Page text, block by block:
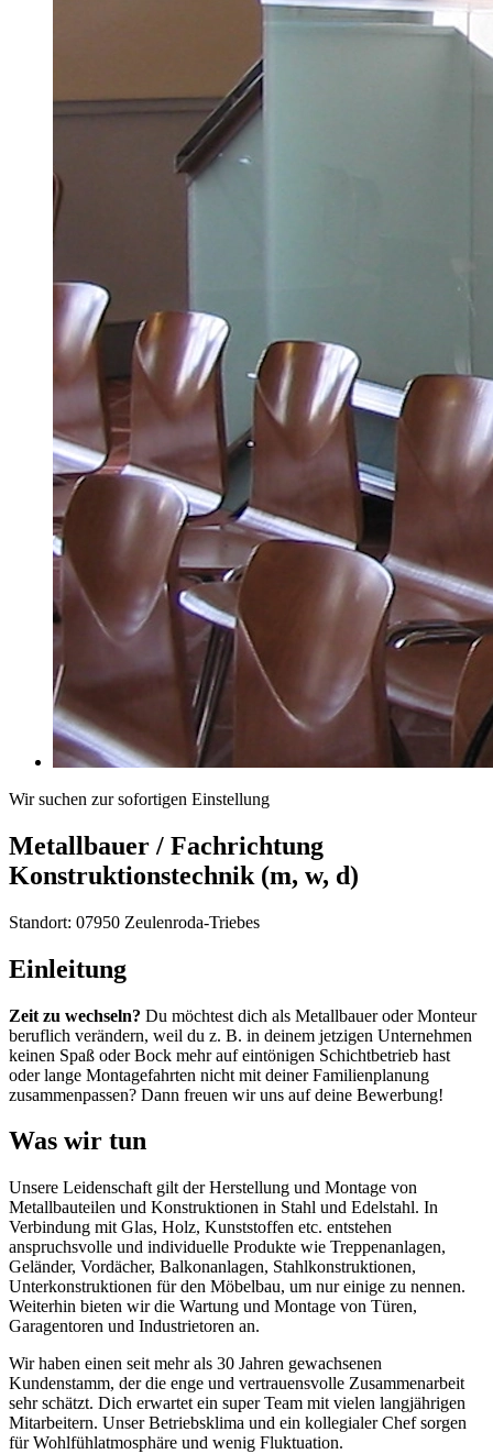
Wir suchen zur sofortigen Einstellung
Metallbauer / Fachrichtung
Konstruktionstechnik (m, w, d)
Standort: 07950 Zeulenroda-Triebes
Einleitung
Zeit zu wechseln? Du möchtest dich als Metallbauer oder Monteur
beruflich verändern, weil du z. B. in deinem jetzigen Unternehmen
keinen Spaß oder Bock mehr auf eintönigen Schichtbetrieb hast
oder lange Montagefahrten nicht mit deiner Familienplanung
zusammenpassen? Dann freuen wir uns auf deine Bewerbung!
Was wir tun
Unsere Leidenschaft gilt der Herstellung und Montage von
Metallbauteilen und Konstruktionen in Stahl und Edelstahl. In
Verbindung mit Glas, Holz, Kunststoffen etc. entstehen
anspruchsvolle und individuelle Produkte wie Treppenanlagen,
Geländer, Vordächer, Balkonanlagen, Stahlkonstruktionen,
Unterkonstruktionen für den Möbelbau, um nur einige zu nennen.
Weiterhin bieten wir die Wartung und Montage von Türen,
Garagentoren und Industrietoren an.
Wir haben einen seit mehr als 30 Jahren gewachsenen
Kundenstamm, der die enge und vertrauensvolle Zusammenarbeit
sehr schätzt. Dich erwartet ein super Team mit vielen langjährigen
Mitarbeitern. Unser Betriebsklima und ein kollegialer Chef sorgen
für Wohlfühlatmosphäre und wenig Fluktuation.